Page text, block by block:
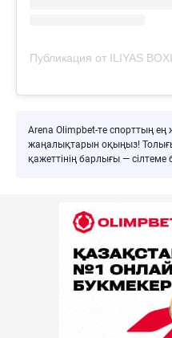
Публикация от ILIYAS
Arena Olimpbet-те спорттың
жаңалықтарын оқыңыз!
қажеттінің барлығы —